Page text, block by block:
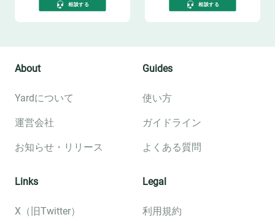
相談する 相談する
About
Yardについて
運営会社
お知らせ・リリース
Guides
使い方
ガイドライン
よくある質問
Links
X（旧Twitter）
Legal
利用規約